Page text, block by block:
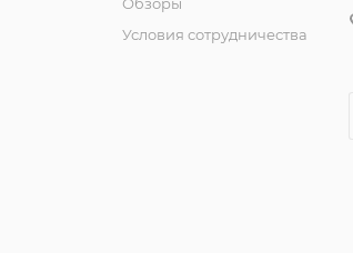
Условия сотрудничества